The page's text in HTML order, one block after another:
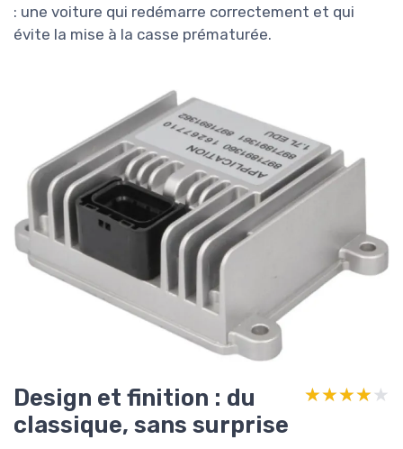
: une voiture qui redémarre correctement et qui
évite la mise à la casse prématurée.
Design et finition : du
classique, sans surprise
★★★★★
★★★★★